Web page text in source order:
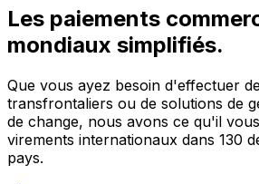
Les paiements
mondiaux simplifiés.
Que vous ayez besoin d'effectuer
transfrontaliers ou de solutions de
de change, nous avons ce qu'il
virements internationaux dans 130
pays.